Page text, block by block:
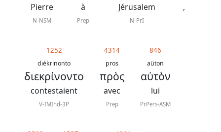
Pierre
N-NSM
à
Prep
Jérusalem
N-PrI
,
1252
diékrinonto
διεκρίνοντο
contestaient
V-IMInd-3P
4314
pros
πρὸς
avec
Prep
846
aüton
αὐτὸν
lui
PrPers-ASM
Traduction